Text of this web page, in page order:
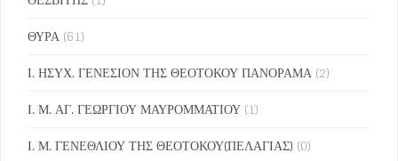
ΘΥΡΑ (61)
Ι. ΗΣΥΧ. ΓΕΝΕΣΙΟΝ ΤΗΣ ΘΕΟΤΟΚΟΥ ΠΑΝΟΡΑΜΑ (2)
Ι. Μ. ΑΓ. ΓΕΩΡΓΙΟΥ ΜΑΥΡΟΜΜΑΤΙΟΥ (1)
Ι. Μ. ΓΕΝΕΘΛΙΟΥ ΤΗΣ ΘΕΟΤΟΚΟΥ(ΠΕΛΑΓΙΑΣ) (0)